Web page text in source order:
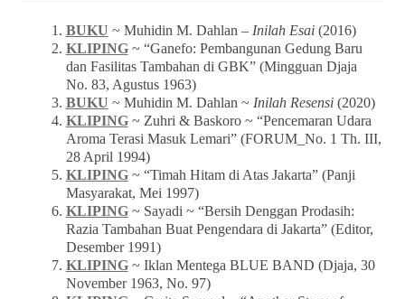
BUKU ~ Muhidin M. Dahlan – Inilah Esai(2016)
KLIPING~ “Ganefo: Pembangunan Gedung Baru
dan Fasilitas Tambahan di GBK” (Mingguan Djaja
No. 83, Agustus 1963)
BUKU ~ Muhidin M. Dahlan ~ Inilah Resensi(2020)
KLIPING~ Zuhri & Baskoro ~ “Pencemaran Udara
Aroma Terasi Masuk Lemari” (FORUM_No. 1 Th. III,
28 April 1994)
KLIPING~ “Timah Hitam di Atas Jakarta” (Panji
Masyarakat, Mei 1997)
KLIPING~ Sayadi ~ “Bersih Denggan Prodasih:
Razia Tambahan Buat Pengendara di Jakarta” (Editor,
Desember 1991)
KLIPING~ Iklan Mentega BLUE BAND (Djaja, 30
November 1963, No. 97)